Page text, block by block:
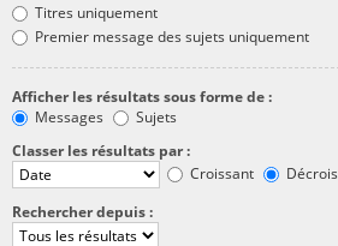
Titres uniquement
Premier message des sujets uniquement
Afficher les résultats sous forme de :
Messages
Sujets
Classer les résultats par :
Croissant
Rechercher depuis :